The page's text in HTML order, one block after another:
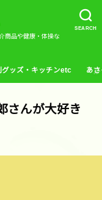
SEARCH
商品や健康・体操な
グッズ・キッチンetc あ
さんが大好き